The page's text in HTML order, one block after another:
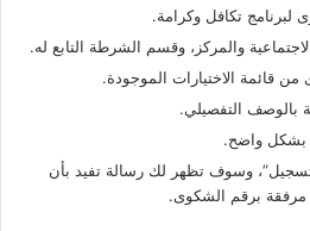
تكافل وكرامة.
والمركز، وقسم الشرطة التابع له.
قائمة الاختيارات الموجودة.
بالوصف التفصيلي.
بشكل واضح.
وسوف تظهر لك رسالة تفيد بأن
برقم الشكوى.